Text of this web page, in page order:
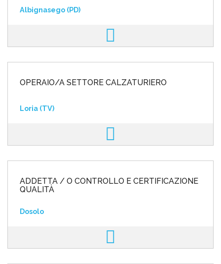
Albignasego (PD)
OPERAIO/A SETTORE CALZATURIERO
Loria (TV)
ADDETTA / O CONTROLLO E CERTIFICAZIONE
QUALITÀ
Dosolo